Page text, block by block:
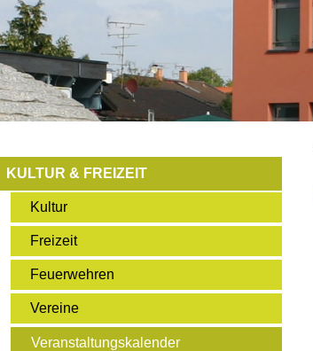
KULTUR & FREIZEIT
Kultur
Freizeit
Feuerwehren
Vereine
Veranstaltungskalender